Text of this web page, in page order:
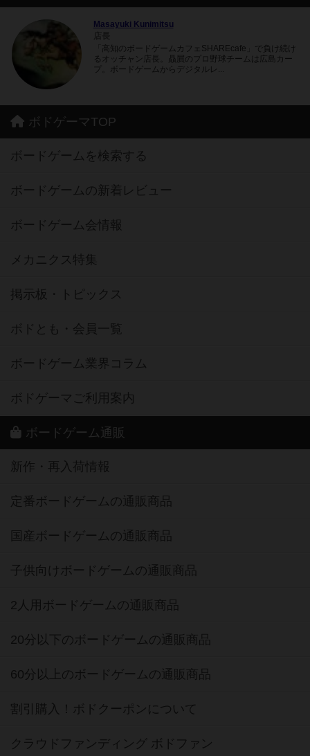
Masayuki Kunimitsu
「高知のボードゲームカフェSHAREcafe」で負け続け
るオッチャン店長。贔屓のプロ野球チームは広島カー
プ。ボードゲームからデジタルレ...
ボドゲーマTOP
ボードゲームを検索する
ボードゲームの新着レビュー
ボードゲーム会情報
メカニクス特集
掲示板・トピックス
ボドとも・会員一覧
ボードゲーム業界コラム
ボドゲーマご利用案内
ボードゲーム通販
新作・再入荷情報
定番ボードゲームの通販商品
国産ボードゲームの通販商品
子供向けボードゲームの通販商品
2人用ボードゲームの通販商品
20分以下のボードゲームの通販商品
60分以上のボードゲームの通販商品
割引購入！ボドクーポンについて
クラウドファンディング ボドファン